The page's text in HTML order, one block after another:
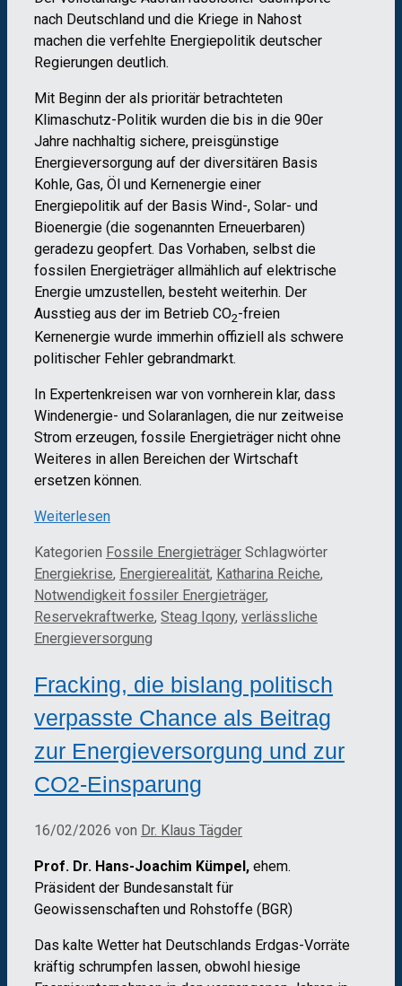
nach Deutschland und die Kriege in Nahost
machen die verfehlte Energiepolitik deutscher
Regierungen deutlich.
Mit Beginn der als prioritär betrachteten
Klimaschutz-Politik wurden die bis in die 90er
Jahre nachhaltig sichere, preisgünstige
Energieversorgung auf der diversitären Basis
Kohle, Gas, Öl und Kernenergie einer
Energiepolitik auf der Basis Wind-, Solar- und
Bioenergie (die sogenannten Erneuerbaren)
geradezu geopfert. Das Vorhaben, selbst die
fossilen Energieträger allmählich auf elektrische
Energie umzustellen, besteht weiterhin. Der
Ausstieg aus der im Betrieb CO2-freien
Kernenergie wurde immerhin offiziell als schwere
politischer Fehler gebrandmarkt.
In Expertenkreisen war von vornherein klar, dass
Windenergie- und Solaranlagen, die nur zeitweise
Strom erzeugen, fossile Energieträger nicht ohne
Weiteres in allen Bereichen der Wirtschaft
ersetzen können.
Weiterlesen
Kategorien Fossile Energieträger Schlagwörter
Energiekrise, Energierealität, Katharina Reiche,
Notwendigkeit fossiler Energieträger,
Reservekraftwerke, Steag Iqony, verlässliche
Energieversorgung
Fracking, die bislang politisch
verpasste Chance als Beitrag
zur Energieversorgung und zur
CO2-Einsparung
16/02/2026 von Dr. Klaus Tägder
Prof. Dr. Hans-Joachim Kümpel, ehem.
Präsident der Bundesanstalt für
Geowissenschaften und Rohstoffe (BGR)
Das kalte Wetter hat Deutschlands Erdgas-Vorräte
kräftig schrumpfen lassen, obwohl hiesige